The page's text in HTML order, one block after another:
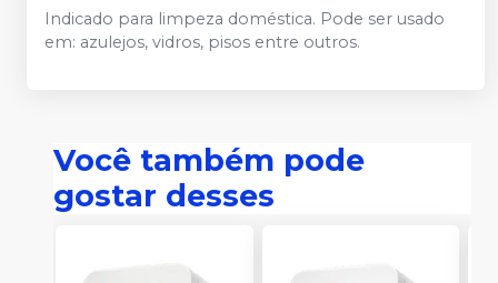
Indicado para limpeza doméstica. Pode ser usado
em: azulejos, vidros, pisos entre outros.
Você também pode
gostar desses